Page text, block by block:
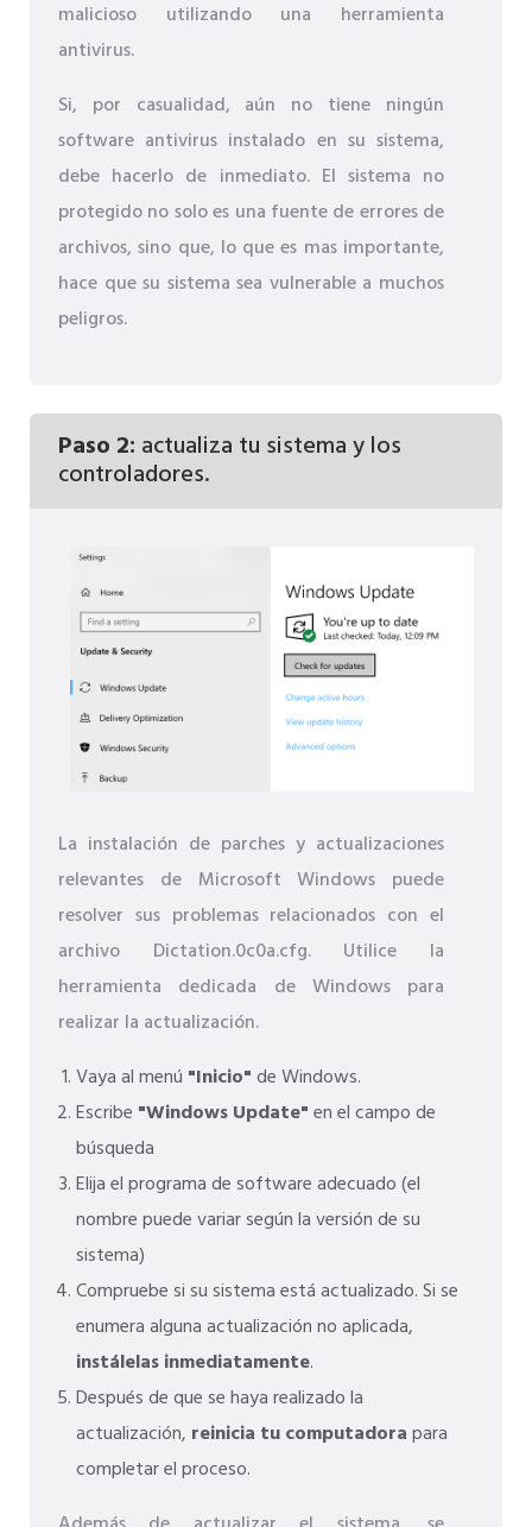
malicioso utilizando una herramienta
antivirus.
Si, por casualidad, aún no tiene ningún
software antivirus instalado en su sistema,
debe hacerlo de inmediato. El sistema no
protegido no solo es una fuente de errores de
archivos, sino que, lo que es mas importante,
hace que su sistema sea vulnerable a muchos
peligros.
Paso 2: actualiza tu sistema y los
controladores.
La instalación de parches y actualizaciones
relevantes de Microsoft Windows puede
resolver sus problemas relacionados con el
archivo Dictation.0c0a.cfg. Utilice la
herramienta dedicada de Windows para
realizar la actualización.
Vaya al menú "Inicio"de Windows.
Escribe "Windows Update"en el campo de
búsqueda
Elija el programa de software adecuado (el
nombre puede variar según la versión de su
sistema)
Compruebe si su sistema está actualizado. Si se
enumera alguna actualización no aplicada,
instálelas inmediatamente.
Después de que se haya realizado la
actualización, reinicia tu computadorapara
completar el proceso.